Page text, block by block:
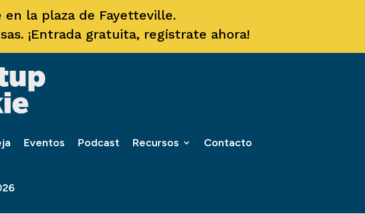
la plaza de Fayetteville.
¡Entrada gratuita, regístrate ahora!
Eventos Podcast Recursos Contacto